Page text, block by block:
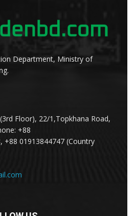
Department, Ministry of
Floor), 22/1,Topkhana Road,
+88
+88 01913844747 (Country